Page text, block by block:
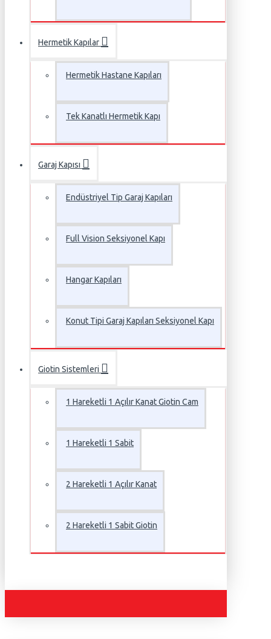
Hermetik Kapılar
Hermetik Hastane Kapıları
Tek Kanatlı Hermetik Kapı
Garaj Kapısı
Endüstriyel Tip Garaj Kapıları
Full Vision Seksiyonel Kapı
Hangar Kapıları
Konut Tipi Garaj Kapıları Seksiyonel Kapı
Giotin Sistemleri
1 Hareketli 1 Açılır Kanat Giotin Cam
1 Hareketli 1 Sabit
2 Hareketli 1 Açılır Kanat
2 Hareketli 1 Sabit Giotin